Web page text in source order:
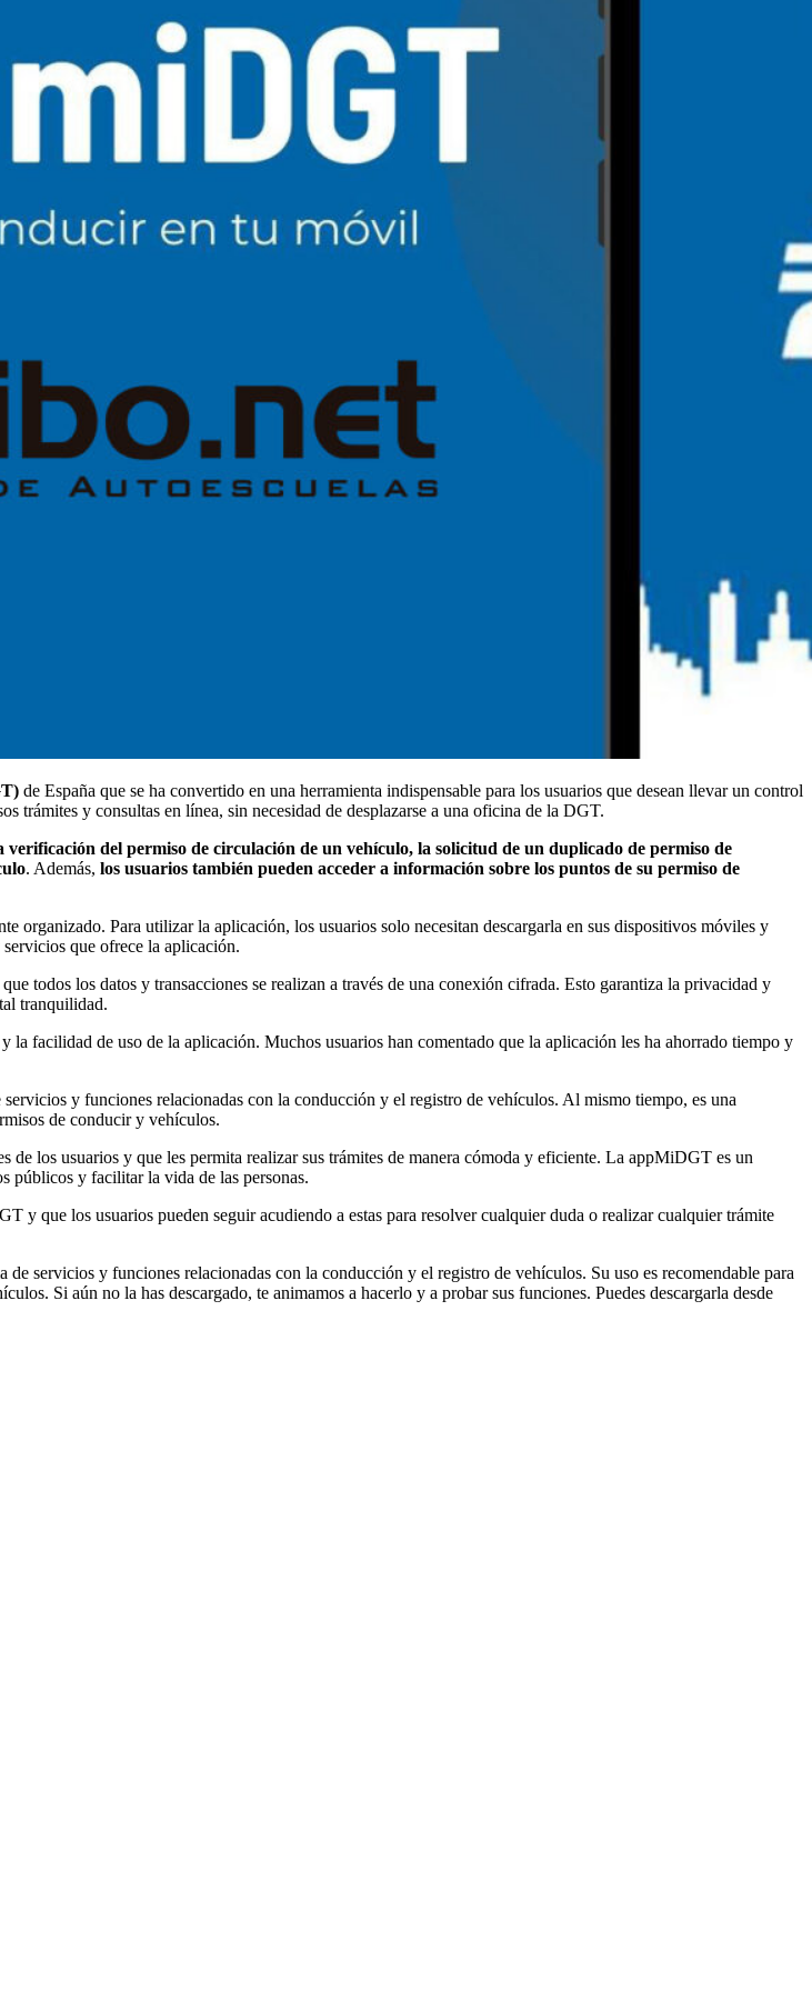
de España que se ha convertido en una herramienta indispensable para los usuarios que desean llevar un control
trámites y consultas en línea, sin necesidad de desplazarse a una oficina de la DGT.
verificación del permiso de circulación de un vehículo, la solicitud de un duplicado de permiso de
. Además, los usuarios también pueden acceder a información sobre los puntos de su permiso de
Para utilizar la aplicación, los usuarios solo necesitan descargarla en sus dispositivos móviles y
que ofrece la aplicación.
todos los datos y transacciones se realizan a través de una conexión cifrada. Esto garantiza la privacidad y
tranquilidad.
facilidad de uso de la aplicación. Muchos usuarios han comentado que la aplicación les ha ahorrado tiempo y
y funciones relacionadas con la conducción y el registro de vehículos. Al mismo tiempo, es una
de conducir y vehículos.
los usuarios y que les permita realizar sus trámites de manera cómoda y eficiente. La appMiDGT es un
públicos y facilitar la vida de las personas.
y que los usuarios pueden seguir acudiendo a estas para resolver cualquier duda o realizar cualquier trámite
servicios y funciones relacionadas con la conducción y el registro de vehículos. Su uso es recomendable para
Si aún no la has descargado, te animamos a hacerlo y a probar sus funciones. Puedes descargarla desde